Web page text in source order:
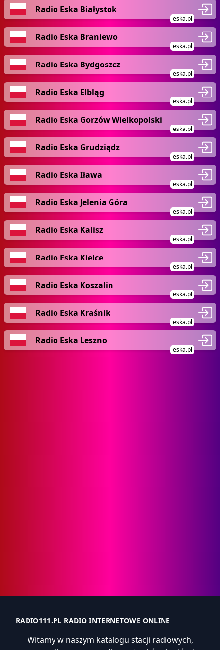
Radio Eska Białystok
eska.pl
Radio Eska Braniewo
eska.pl
Radio Eska Bydgoszcz
eska.pl
Radio Eska Elbląg
eska.pl
Radio Eska Gorzów Wielkopolski
eska.pl
Radio Eska Grudziądz
eska.pl
Radio Eska Iława
eska.pl
Radio Eska Jelenia Góra
eska.pl
Radio Eska Kalisz
eska.pl
Radio Eska Kielce
eska.pl
Radio Eska Koszalin
eska.pl
Radio Eska Kraśnik
eska.pl
Radio Eska Leszno
eska.pl
RADIO111.PL RADIO INTERNETOWE ONLINE
Witamy w naszym katalogu stacji radiowych,